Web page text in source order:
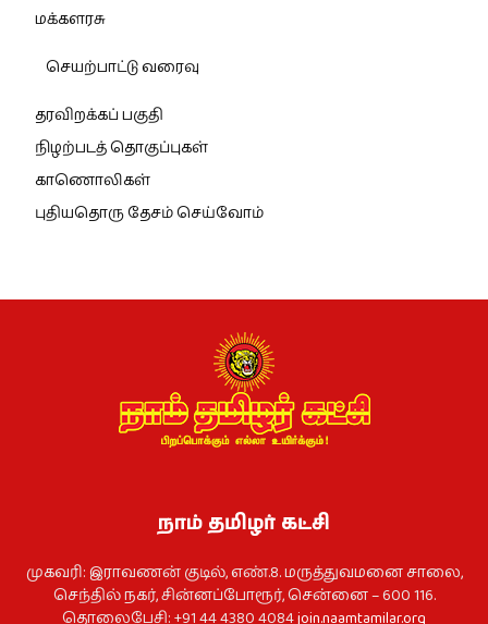
மக்களரசு
செயற்பாட்டு வரைவு
தரவிறக்கப் பகுதி
நிழற்படத் தொகுப்புகள்
காணொலிகள்
புதியதொரு தேசம் செய்வோம்
நாம் தமிழர் கட்சி
முகவரி: இராவணன் குடில், எண்.8. மருத்துவமனை சாலை,
செந்தில் நகர், சின்னப்போரூர், சென்னை – 600 116.
தொலைபேசி: +91 44 4380 4084join.naamtamilar.org